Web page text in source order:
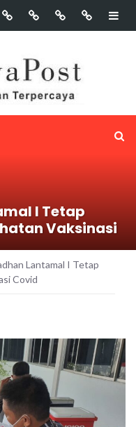
I Tetap
Vaksinasi
Lantamal I Tetap
Covid